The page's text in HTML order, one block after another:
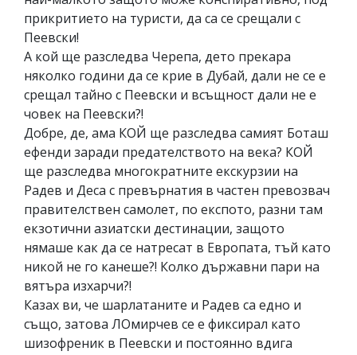
прикритието на туристи, да са се срещали с
Пеевски!
А кой ще разследва Черепа, дето прекара
няколко години да се крие в Дубай, дали не се е
срещал тайно с Пеевски и всъщност дали не е
човек на Пеевски?!
Добре, де, ама КОЙ ще разследва самият Боташ
ефенди заради предателството на века? КОЙ
ще разследва многократните екскурзии на
Радев и Деса с превърнатия в частен превозвач
правителствен самолет, по експото, разни там
екзотични азиатски дестинации, защото
нямаше как да се натресат в Европата, тъй като
никой не го канеше?! Колко държавни пари на
вятъра изхарчи?!
Казах ви, че шарлатаните и Радев са едно и
също, затова ЛОмирчев се е фиксирал като
шизофреник в Пеевски и постоянно вдига